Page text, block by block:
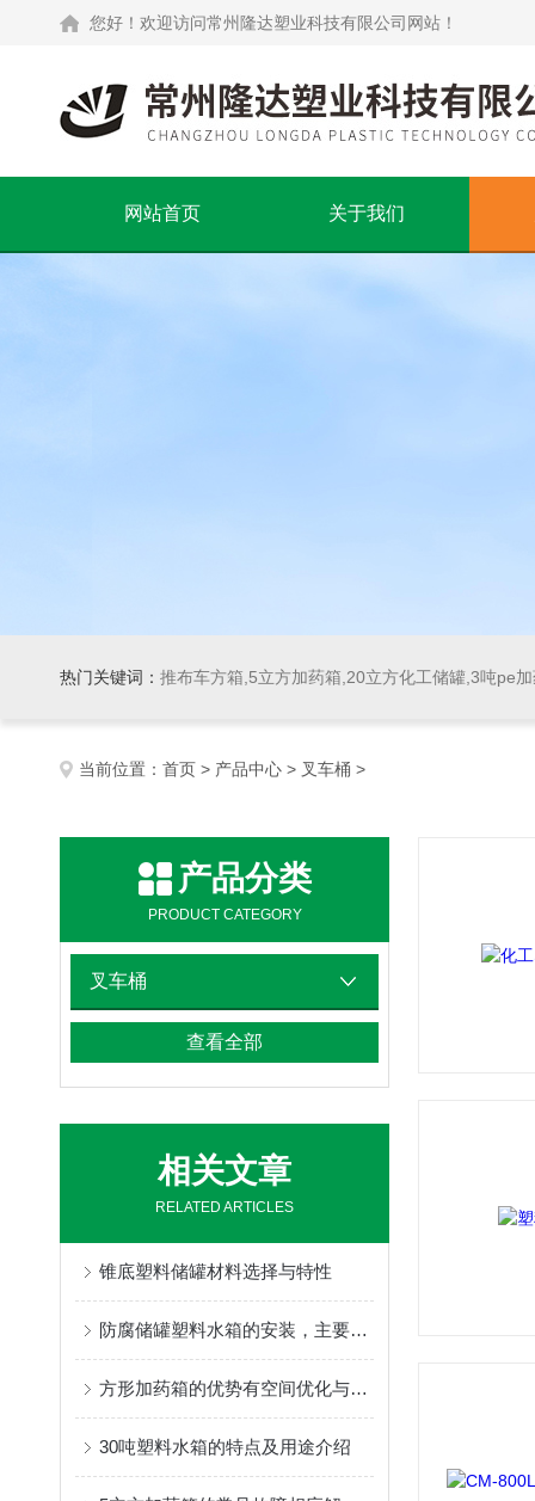
您好！欢迎访问常州隆达塑业科技有限公司网站！
网站首页 关于我们
热门关键词： 推布车方箱,5立方加药箱,20立方化工储罐,3吨pe
当前位置： 首页 > 产品中心 > 叉车桶 >
产品分类
PRODUCT CATEGORY
叉车桶
查看全部
相关文章
RELATED ARTICLES
锥底塑料储罐材料选择与特性
防腐储罐塑料水箱的安装，主要分为下列几个步骤
方形加药箱的优势有空间优化与使用效率的提升
30吨塑料水箱的特点及用途介绍